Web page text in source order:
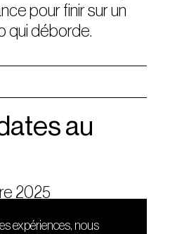
pour finir sur un
qui déborde.
au
2025
expériences, nous